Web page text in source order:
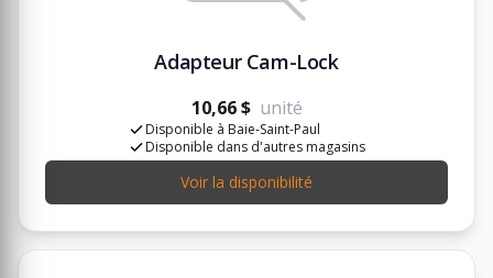
Adapteur Cam-Lock
10,66 $ unité
Disponible à Baie-Saint-Paul
Disponible dans d'autres magasins
Voir la disponibilité